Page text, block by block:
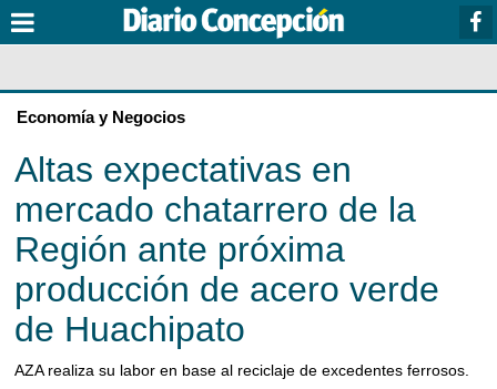
Economía y Negocios
Altas expectativas en
mercado chatarrero de la
Región ante próxima
producción de acero verde
de Huachipato
AZA realiza su labor en base al reciclaje de excedentes ferrosos.